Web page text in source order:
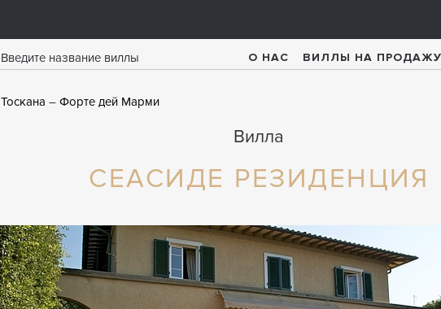
О НАС ВИЛЛЫ НА ПРОДАЖУ
Тоскана Форте дей Марми
Вилла
СЕАСИДЕ РЕЗИДЕНЦИЯ